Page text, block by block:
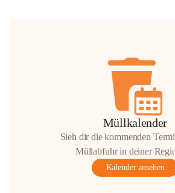
Müllkalender
Sieh dir die kommenden
Müllabfuhr in deiner
Kalender ansehen